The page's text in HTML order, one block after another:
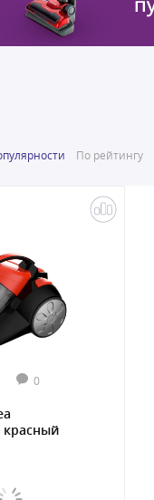
По рейтингу
0
красный